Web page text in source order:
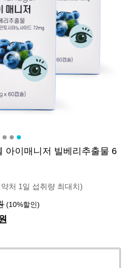
아이매니저 빌베리추출물 6
처 1일 섭취량 최대치)
(10%할인)